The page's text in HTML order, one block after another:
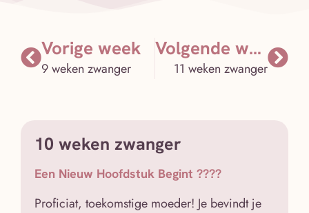
Vorige week
9 weken zwanger
Volgende week
11 weken zwanger
10 weken zwanger
Een Nieuw Hoofdstuk Begint ????
Proficiat, toekomstige moeder! Je bevindt je